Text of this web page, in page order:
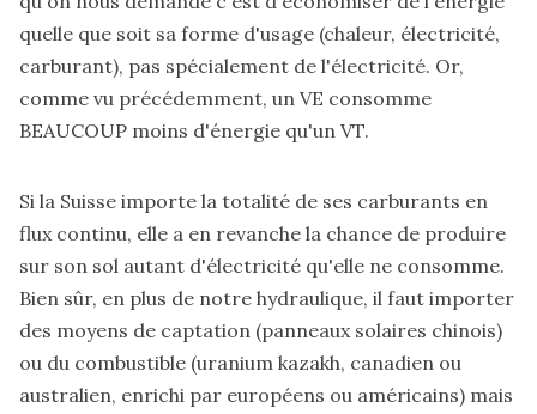
quelle que soit sa forme d'usage (chaleur, électricité,
carburant), pas spécialement de l'électricité. Or,
comme vu précédemment, un VE consomme
BEAUCOUP moins d'énergie qu'un VT.
Si la Suisse importe la totalité de ses carburants en
flux continu, elle a en revanche la chance de produire
sur son sol autant d'électricité qu'elle ne consomme.
Bien sûr, en plus de notre hydraulique, il faut importer
des moyens de captation (panneaux solaires chinois)
ou du combustible (uranium kazakh, canadien ou
australien, enrichi par européens ou américains) mais